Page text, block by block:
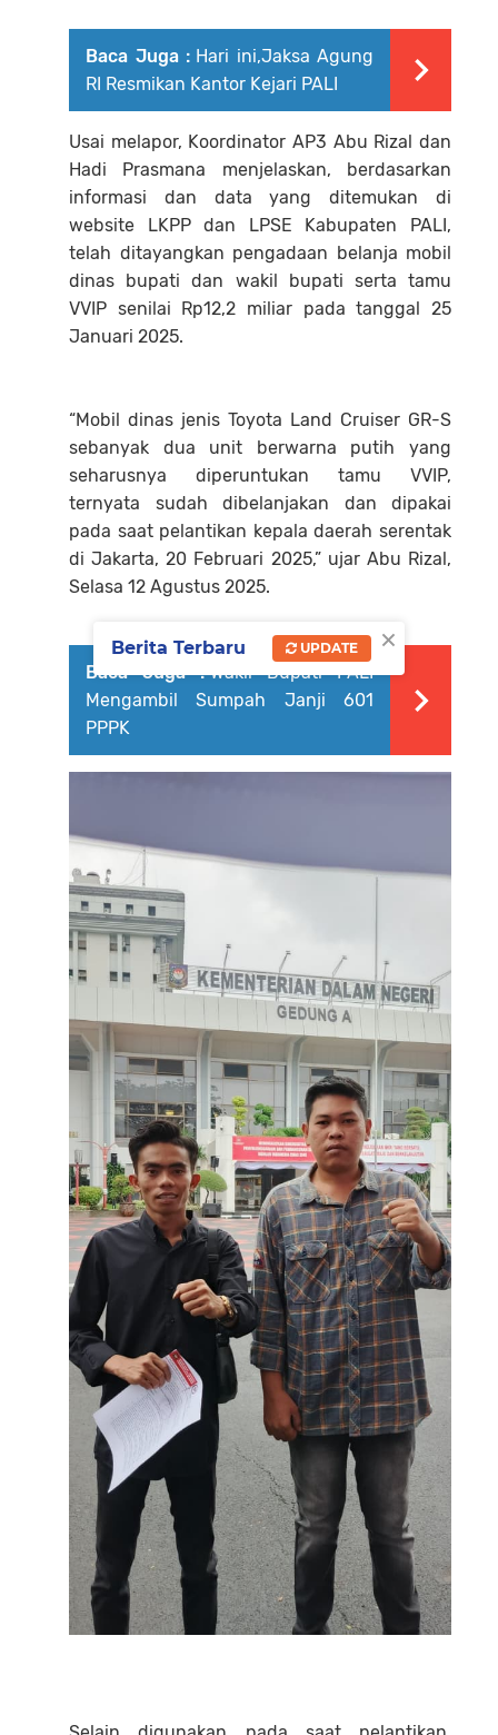
Baca Juga : Hari ini,Jaksa Agung
RI Resmikan Kantor Kejari PALI
Usai melapor, Koordinator AP3 Abu Rizal dan
Hadi Prasmana menjelaskan, berdasarkan
informasi dan data yang ditemukan di
website LKPP dan LPSE Kabupaten PALI,
telah ditayangkan pengadaan belanja mobil
dinas bupati dan wakil bupati serta tamu
VVIP senilai Rp12,2 miliar pada tanggal 25
Januari 2025.
“Mobil dinas jenis Toyota Land Cruiser GR-S
sebanyak dua unit berwarna putih yang
seharusnya diperuntukan tamu VVIP,
ternyata sudah dibelanjakan dan dipakai
pada saat pelantikan kepala daerah serentak
di Jakarta, 20 Februari 2025,” ujar Abu Rizal,
Selasa 12 Agustus 2025.
Baca Juga : Wakil Bupati PALI
Mengambil Sumpah Janji 601
PPPK
×
Berita Terbaru UPDATE